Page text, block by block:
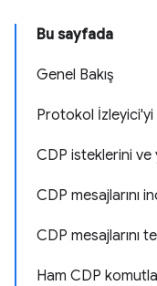
Bu sayfada
Genel Bakış
Protokol İzleyici'yi
CDP isteklerini ve
CDP mesajlarını
CDP mesajlarını
Ham CDP